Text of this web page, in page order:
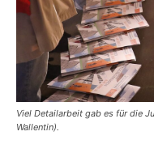
Viel Detailarbeit gab es für die
Wallentin).